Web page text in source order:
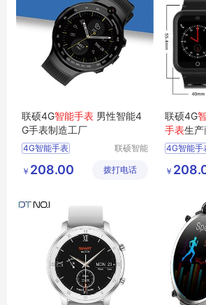
联硕4G智能手表 男性智能4
G手表制造工厂
4G智能手表
智能SOS手表
联硕智能
有限公司
￥ 208.00 拨打电话
联硕4G
手表生产
4G智能手
智能3G手
￥